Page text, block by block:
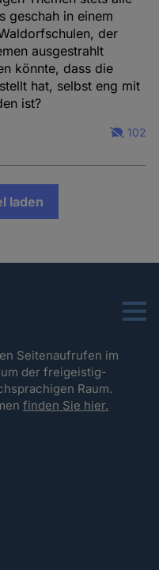
geschah in einem
der
ausgestrahlt
könnte, dass die
hat, selbst eng mit
ist?
102
laden
Menu
Seitenaufrufen im
der freigeistig-
Raum.
finden Sie hier.